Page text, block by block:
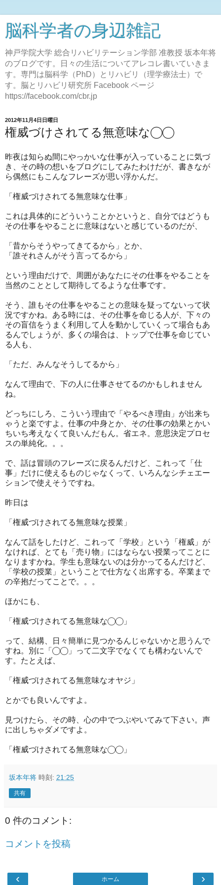
脳科学者の身辺雑記
神戸学院大学 総合リハビリテーション学部 准教授 坂本年将
のブログです。日々の生活についてアレコレ書いていきま
す。専門は脳科学（PhD）とリハビリ（理学療法士）で
す。脳とリハビリ研究所 Facebook ページ
https://facebook.com/cbr.jp
2012年11月4日日曜日
権威づけされてる無意味な◯◯
昨夜は知らぬ間にやっかいな仕事が入っていることに気づ
き、その時の想いをブログにしてみたわけだが、書きなが
ら偶然にもこんなフレーズが思い浮かんだ。
「権威づけされてる無意味な仕事」
これは具体的にどういうことかというと、自分ではどうも
その仕事をやることに意味はないと感じているのだが、
「昔からそうやってきてるから」とか、
「誰それさんがそう言ってるから」
という理由だけで、周囲があなたにその仕事をやることを
当然のこととして期待してるような仕事です。
そう、誰もその仕事をやることの意味を疑ってないって状
況ですかね。ある時には、その仕事を命じる人が、下々の
その盲信をうまく利用して人を動かしていくって場合もあ
るんでしょうが、多くの場合は、トップで仕事を命じてい
る人も、
「ただ、みんなそうしてるから」
なんて理由で、下の人に仕事させてるのかもしれません
ね。
どっちにしろ、こういう理由で「やるべき理由」が出来ち
ゃうと楽ですよ。仕事の中身とか、その仕事の効果とかい
ちいち考えなくて良いんだもん。省エネ。意思決定プロセ
スの単純化。。。
で、話は冒頭のフレーズに戻るんだけど、これって「仕
事」だけに使えるものじゃなくって、いろんなシチェエー
ションで使えそうですね。
昨日は
「権威づけされてる無意味な授業」
なんて話をしたけど、これって「学校」という「権威」が
なければ、とても「売り物」にはならない授業ってことに
なりますかね。学生も意味ないのは分かってるんだけど、
「学校の授業」ということで仕方なく出席する。卒業まで
の辛抱だってことで。。。
ほかにも、
「権威づけされてる無意味な◯◯」
って、結構、日々簡単に見つかるんじゃないかと思うんで
すね。別に「◯◯」って二文字でなくても構わないんで
す。たとえば、
「権威づけされてる無意味なオヤジ」
とかでも良いんですよ。
見つけたら、その時、心の中でつぶやいてみて下さい。声
に出しちゃダメですよ。
「権威づけされてる無意味な◯◯」
坂本年将 時刻: 21:25
共有
0 件のコメント:
コメントを投稿
‹ ›
ホーム